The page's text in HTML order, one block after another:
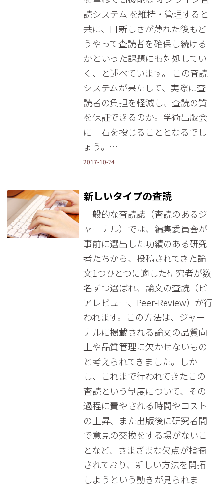
読システム を維持・管理すると
共に、目新しさが薄れた後もど
うやって査読者を確保し続ける
かといった課題にも対処してい
く、と述べています。 この査読
システムが果たして、実際に査
読者の負担を軽減し、査読の質
を保証できるのか。学術出版会
に一石を投じることとなるでし
ょう。…
2017-10-24
新しいタイプの査読
一般的な査読誌（査読のあるジ
ャーナル）では、編集委員会が
事前に選出した功績のある研究
者たちから、投稿されてきた論
文1つひとつに適した研究者が数
名ずつ選ばれ、論文の査読（ピ
アレビュー、Peer-Review）が行
われます。この方法は、ジャー
ナルに掲載される論文の品質向
上や品質管理に欠かせないもの
と考えられてきました。しか
し、これまで行われてきたこの
査読という制度について、その
過程に費やされる時間やコスト
の上昇、また出版後に研究者間
で意見の交換をする場がないこ
となど、さまざまな欠点が指摘
されており、新しい方法を開拓
しようという動きが見られま